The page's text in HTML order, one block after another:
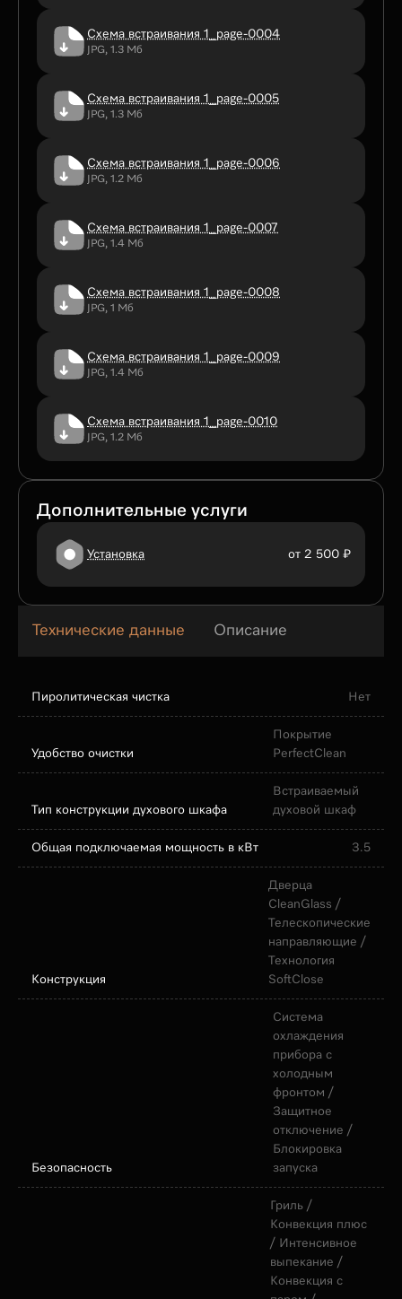
Схема встраивания 1_page-0004
JPG, 1.3 Мб
Схема встраивания 1_page-0005
JPG, 1.3 Мб
Схема встраивания 1_page-0006
JPG, 1.2 Мб
Схема встраивания 1_page-0007
JPG, 1.4 Мб
Схема встраивания 1_page-0008
JPG, 1 Мб
Схема встраивания 1_page-0009
JPG, 1.4 Мб
Схема встраивания 1_page-0010
JPG, 1.2 Мб
Дополнительные услуги
Установка от 2 500 ₽
Технические данные Описание
Пиролитическая чистка Нет
Удобство очистки
Покрытие
PerfectClean
Тип конструкции духового шкафа
Встраиваемый
духовой шкаф
Общая подключаемая мощность в кВт 3.5
Конструкция
Дверца
CleanGlass /
Телескопические
направляющие /
Технология
SoftClose
Безопасность
Система
охлаждения
прибора с
холодным
фронтом /
Защитное
отключение /
Блокировка
запуска
Гриль /
Конвекция плюс
/ Интенсивное
выпекание /
Конвекция с